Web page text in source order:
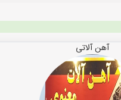
آهن آلاتی